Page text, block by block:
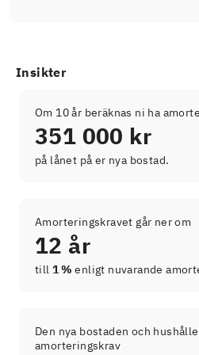
Insikter
Om 10 år beräknas ni ha
351 000 kr
på lånet på er nya bostad.
Amorteringskravet går ner om
12 år
till 1 % enligt nuvarande
Den nya bostaden och
amorteringskrav